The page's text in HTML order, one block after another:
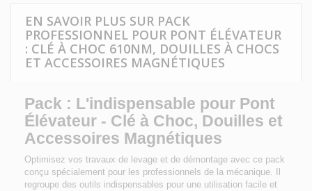
EN SAVOIR PLUS SUR PACK
PROFESSIONNEL POUR PONT ÉLÉVATEUR
: CLÉ À CHOC 610NM, DOUILLES À CHOCS
ET ACCESSOIRES MAGNÉTIQUES
Pack : L'indispensable pour Pont
Élévateur - Clé à Choc, Douilles et
Accessoires Magnétiques
Optimisez vos travaux de levage et de démontage avec ce pack
conçu spécialement pour les professionnels de la mécanique. Il
regroupe des outils indispensables pour une utilisation facile et